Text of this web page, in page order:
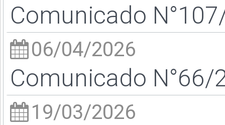
Comunicado
06/04/2026
Comunicado N°66/
19/03/2026